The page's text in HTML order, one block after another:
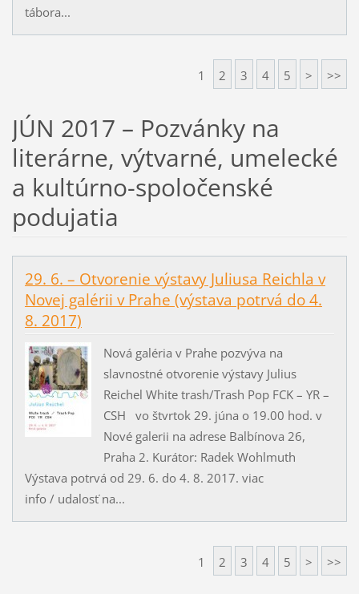
tábora...
1 2 3 4 5 > >>
JÚN 2017 – Pozvánky na
literárne, výtvarné, umelecké
a kultúrno-spoločenské
podujatia
29. 6. – Otvorenie výstavy Juliusa Reichla v
Novej galérii v Prahe (výstava potrvá do 4.
8. 2017)
Nová galéria v Prahe pozvýva na
slavnostné otvorenie výstavy Julius
Reichel White trash/Trash Pop FCK – YR –
CSH vo štvrtok 29. júna o 19.00 hod. v
Nové galerii na adrese Balbínova 26,
Praha 2. Kurátor: Radek Wohlmuth
Výstava potrvá od 29. 6. do 4. 8. 2017. viac
info / udalosť na...
1 2 3 4 5 > >>